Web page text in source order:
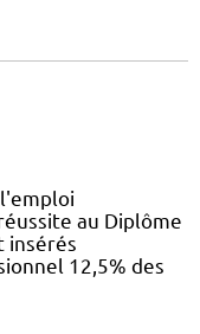
au Diplôme
insérés
12,5% des